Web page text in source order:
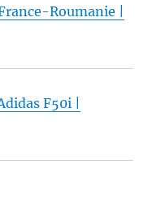
Roumanie |
F50i |